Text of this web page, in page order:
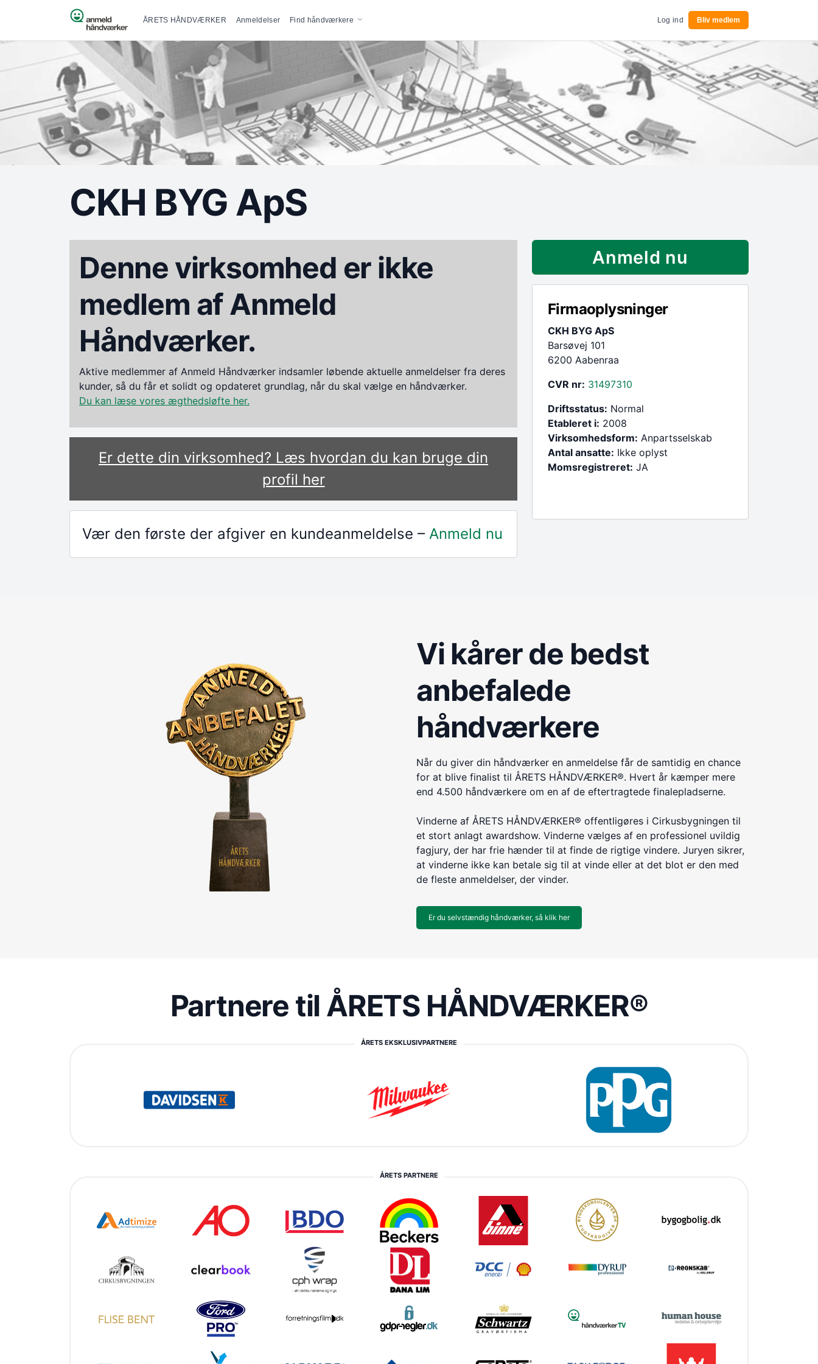
Spring til indhold Primær navigation
ÅRETS HÅNDVÆRKER Anmeldelser Find håndværkere Log ind Bliv medlem
CKH BYG ApS
Denne virksomhed er ikke
medlem af Anmeld
Håndværker.
Aktive medlemmer af Anmeld Håndværker indsamler løbende aktuelle anmeldelser fra deres
kunder, så du får et solidt og opdateret grundlag, når du skal vælge en håndværker.
Du kan læse vores ægthedsløfte her.
Er dette din virksomhed? Læs hvordan du kan bruge din
profil her
Vær den første der afgiver en kundeanmeldelse – Anmeld nu
Anmeld nu
Firmaoplysninger
CKH BYG ApS
Barsøvej 101
6200 Aabenraa
CVR nr: 31497310
Driftsstatus: Normal
Etableret i: 2008
Virksomhedsform: Anpartsselskab
Antal ansatte: Ikke oplyst
Momsregistreret: JA
Vi kårer de bedst
anbefalede
håndværkere
Når du giver din håndværker en anmeldelse får de samtidig en chance
for at blive finalist til ÅRETS HÅNDVÆRKER®. Hvert år kæmper mere
end 4.500 håndværkere om en af de eftertragtede finalepladserne.
Vinderne af ÅRETS HÅNDVÆRKER® offentligøres i Cirkusbygningen til
et stort anlagt awardshow. Vinderne vælges af en professionel uvildig
fagjury, der har frie hænder til at finde de rigtige vindere. Juryen sikrer,
at vinderne ikke kan betale sig til at vinde eller at det blot er den med
de fleste anmeldelser, der vinder.
Er du selvstændig håndværker, så klik her
Partnere til ÅRETS HÅNDVÆRKER®
ÅRETS EKSKLUSIVPARTNERE
ÅRETS PARTNERE